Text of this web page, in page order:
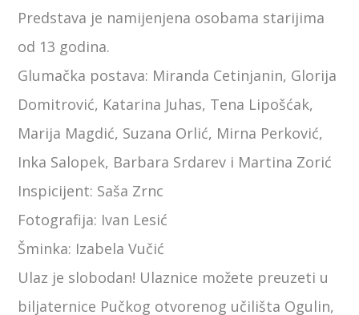
Predstava je namijenjena osobama starijima
od 13 godina.
Glumačka postava: Miranda Cetinjanin, Glorija
Domitrović, Katarina Juhas, Tena Lipošćak,
Marija Magdić, Suzana Orlić, Mirna Perković,
Inka Salopek, Barbara Srdarev i Martina Zorić
Inspicijent: Saša Zrnc
Fotografija: Ivan Lesić
Šminka: Izabela Vučić
Ulaz je slobodan! Ulaznice možete preuzeti u
biljaternice Pučkog otvorenog učilišta Ogulin,